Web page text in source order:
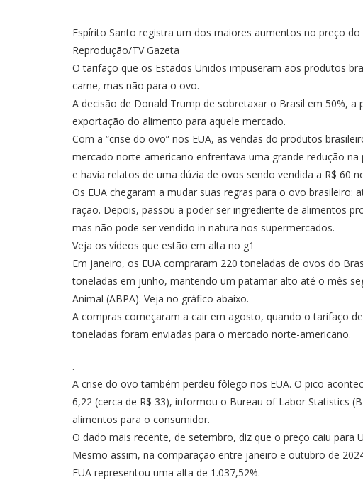
Espírito Santo registra um dos maiores aumentos no preço
Reprodução/TV Gazeta
O tarifaço que os Estados Unidos impuseram aos produtos
carne, mas não para o ovo.
A decisão de Donald Trump de sobretaxar o Brasil em 50%,
exportação do alimento para aquele mercado.
Com a “crise do ovo” nos EUA, as vendas do produtos
mercado norte-americano enfrentava uma grande redução
e havia relatos de uma dúzia de ovos sendo vendida a R$ 60
Os EUA chegaram a mudar suas regras para o ovo brasileiro:
ração. Depois, passou a poder ser ingrediente de alimentos
mas não pode ser vendido in natura nos supermercados.
Veja os vídeos que estão em alta no g1
Em janeiro, os EUA compraram 220 toneladas de ovos do
toneladas em junho, mantendo um patamar alto até o mês
Animal (ABPA). Veja no gráfico abaixo.
A compras começaram a cair em agosto, quando o tarifaço
toneladas foram enviadas para o mercado norte-americano.
.
A crise do ovo também perdeu fôlego nos EUA. O pico
6,22 (cerca de R$ 33), informou o Bureau of Labor Statistics
alimentos para o consumidor.
O dado mais recente, de setembro, diz que o preço caiu para
Mesmo assim, na comparação entre janeiro e outubro de
EUA representou uma alta de 1.037,52%.